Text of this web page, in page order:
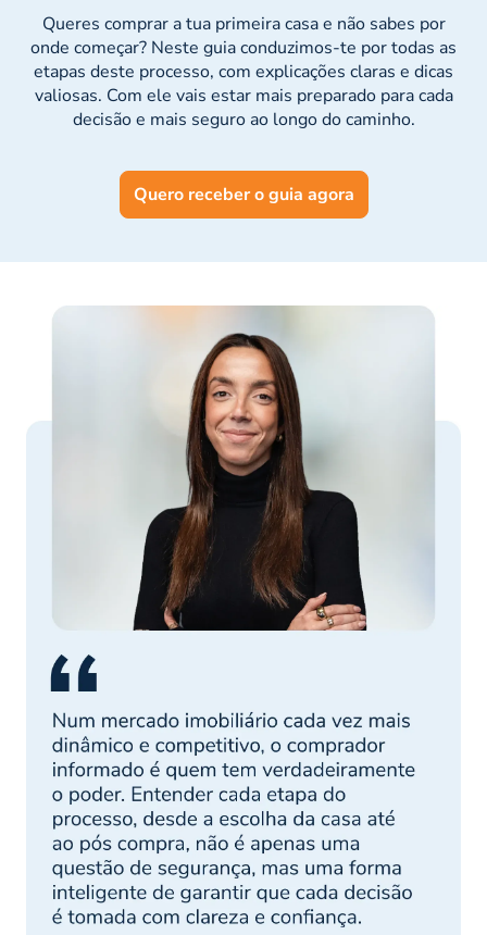
Queres comprar a tua primeira casa e não sabes por
onde começar? Neste guia conduzimos-te por todas as
etapas deste processo, com explicações claras e dicas
valiosas. Com ele vais estar mais preparado para cada
decisão e mais seguro ao longo do caminho.
Quero receber o guia agora